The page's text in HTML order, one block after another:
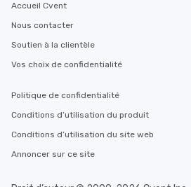
Accueil Cvent
Nous contacter
Soutien à la clientèle
Vos choix de confidentialité
Politique de confidentialité
Conditions d’utilisation du produit
Conditions d’utilisation du site web
Annoncer sur ce site